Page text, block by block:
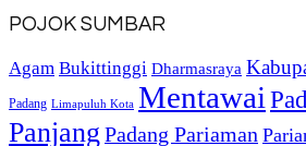
POJOK SUMBAR
Agam Bukittinggi Dharmasraya
Padang Limapuluh Kota Mentawai
Panjang Padang Pariaman